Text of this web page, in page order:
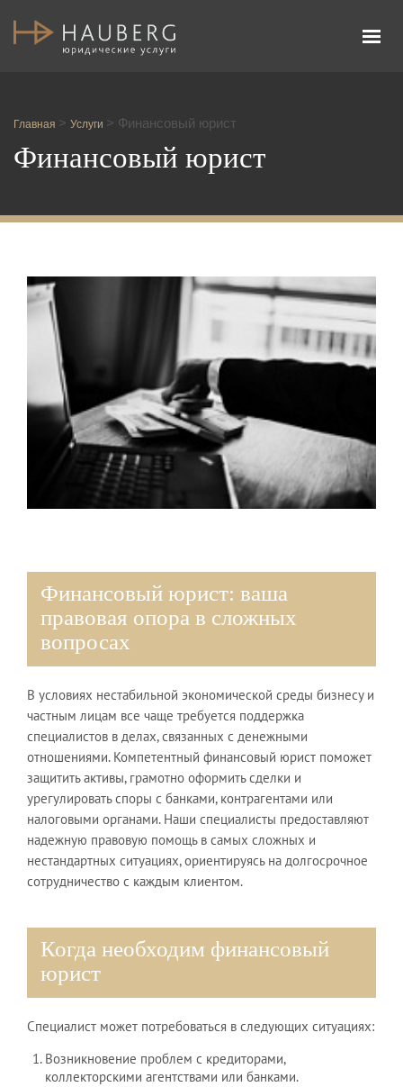
Адвокатское бюро Честь и Закон
Главная > Услуги > Финансовый юрист
Финансовый юрист
Финансовый юрист: ваша
правовая опора в сложных
вопросах
В условиях нестабильной экономической среды бизнесу и
частным лицам все чаще требуется поддержка
специалистов в делах, связанных с денежными
отношениями. Компетентный финансовый юрист поможет
защитить активы, грамотно оформить сделки и
урегулировать споры с банками, контрагентами или
налоговыми органами. Наши специалисты предоставляют
надежную правовую помощь в самых сложных и
нестандартных ситуациях, ориентируясь на долгосрочное
сотрудничество с каждым клиентом.
Когда необходим финансовый
юрист
Специалист может потребоваться в следующих ситуациях:
Возникновение проблем с кредиторами,
коллекторскими агентствами или банками.